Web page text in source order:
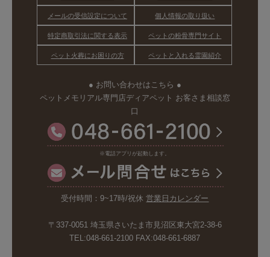
メールの受信設定について 個人情報の取り扱い
特定商取引法に関する表示 ペットの粉骨専門サイト
ペット火葬にお困りの方 ペットと入れる霊園紹介
● お問い合わせはこちら ●
ペットメモリアル専門店ディアペット お客さま相談窓
口
※電話アプリが起動します。
受付時間：9~17時/祝休営業日カレンダー
〒337-0051 埼玉県さいたま市見沼区東大宮2-38-6
TEL:048-661-2100 FAX:048-661-6887